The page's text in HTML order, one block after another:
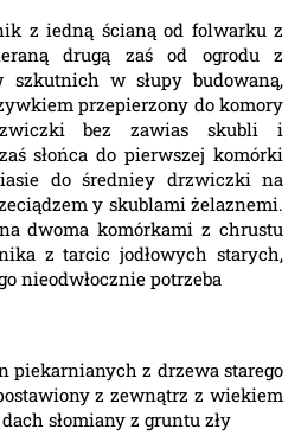
z iedną ścianą od folwarku z
drugą zaś od ogrodu z
szkutnich w słupy budowaną,
przepierzony do komory
bez zawias skubli i
słońca do pierwszej komórki
do średniey drzwiczki na
y skublami żelaznemi.
dwoma komórkami z chrustu
z tarcic jodłowych starych,
nieodwłocznie potrzeba
piekarnianych z drzewa starego
z zewnątrz z wiekiem
słomiany z gruntu zły